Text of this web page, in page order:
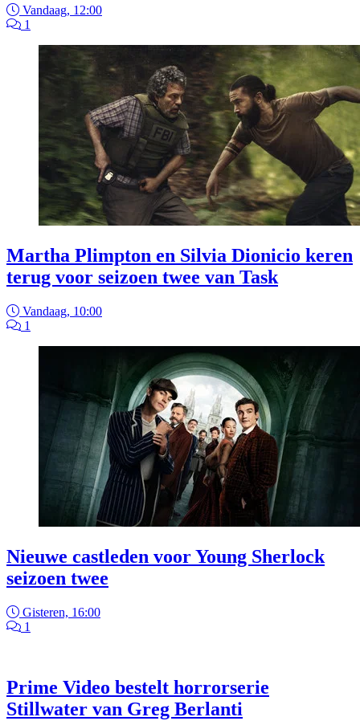
Vandaag, 12:00
1
Martha Plimpton en Silvia Dionicio keren
terug voor seizoen twee van Task
Vandaag, 10:00
1
Nieuwe castleden voor Young Sherlock
seizoen twee
Gisteren, 16:00
1
Prime Video bestelt horrorserie
Stillwater van Greg Berlanti